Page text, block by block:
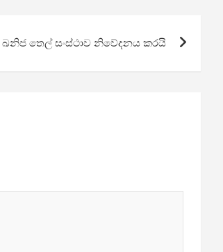
තෙල් සංස්ථාව නිවේදනය කරයි